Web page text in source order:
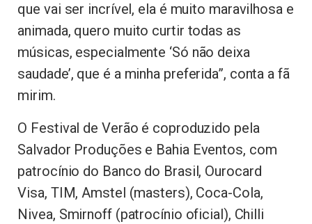
que vai ser incrível, ela é muito maravilhosa e
animada, quero muito curtir todas as
músicas, especialmente ‘Só não deixa
saudade’, que é a minha preferida”, conta a fã
mirim.
O Festival de Verão é coproduzido pela
Salvador Produções e Bahia Eventos, com
patrocínio do Banco do Brasil, Ourocard
Visa, TIM, Amstel (masters), Coca-Cola,
Nivea, Smirnoff (patrocínio oficial), Chilli